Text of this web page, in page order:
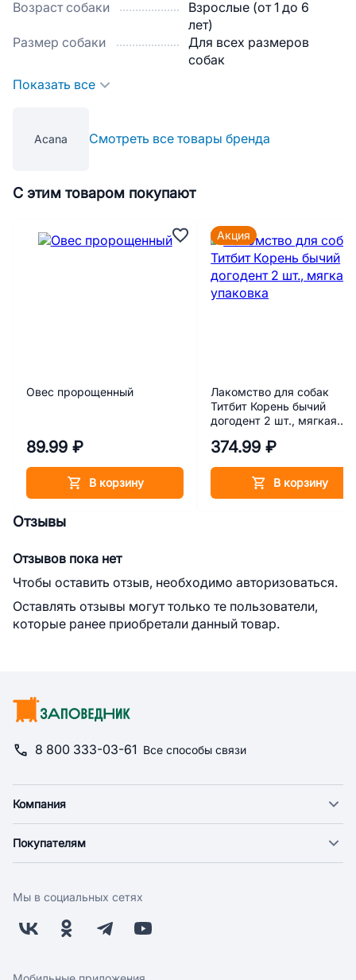
Возраст собаки
Взрослые (от 1 до 6
лет)
Размер собаки
Для всех размеров
собак
Показать все
Acana Смотреть все товары бренда
С этим товаром покупают
Овес пророщенный
89.99 ₽
В корзину
Лакомство для собак
Титбит Корень бычий
догодент 2 шт., мягкая
374.99 ₽
В корзину
Акция
Отзывы
Отзывов пока нет
Чтобы оставить отзыв, необходимо авторизоваться.
Оставлять отзывы могут только те пользователи,
которые ранее приобретали данный товар.
8 800 333-03-61 Все способы связи
Компания
Новости
Поставщикам
Заводчикам
Обратная связь
Покупателям
Оплата
Бонусная программа
Скидки и акции
Мы в социальных сетях